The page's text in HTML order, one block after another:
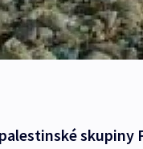
skupiny